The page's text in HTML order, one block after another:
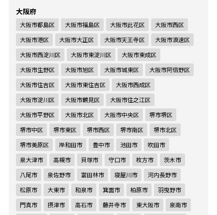
大阪府
大阪市都島区 大阪市福島区 大阪市此花区
大阪市西区
大阪市港区
大阪市大正区 大阪市天王寺区
大阪市浪速区
大阪市西淀川区
大阪市東淀川区
大阪市東成区
大阪市生野区
大阪市旭区 大阪市城東区
大阪市阿倍野区
大阪市住吉区
大阪市東住吉区
大阪市西成区
大阪市淀川区
大阪市鶴見区
大阪市住之江区
大阪市平野区
大阪市北区 大阪市中央区
堺市堺区
堺市中区
堺市東区 堺市西区 堺市南区
堺市北区
堺市美原区
岸和田市 豊中市 池田市
吹田市
泉大津市
高槻市 貝塚市 守口市 枚方市
茨木市
八尾市
泉佐野市 富田林市 寝屋川市
河内長野市
松原市
大東市 和泉市 箕面市 柏原市
羽曳野市
門真市
摂津市 高石市 藤井寺市 東大阪市
泉南市